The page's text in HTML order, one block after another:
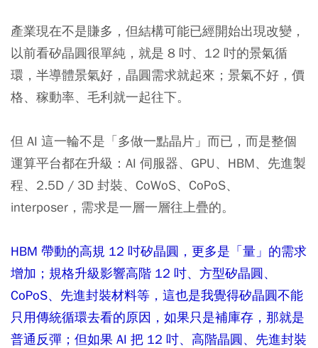
產業現在不是賺多，但結構可能已經開始出現改變，
以前看矽晶圓很單純，就是 8 吋、12 吋的景氣循
環，半導體景氣好，晶圓需求就起來；景氣不好，價
格、稼動率、毛利就一起往下。
但 AI 這一輪不是「多做一點晶片」而已，而是整個
運算平台都在升級：AI 伺服器、GPU、HBM、先進製
程、2.5D / 3D 封裝、CoWoS、CoPoS、
interposer，需求是一層一層往上疊的。
HBM 帶動的高規 12 吋矽晶圓，更多是「量」的需求
增加；規格升級影響高階 12 吋、方型矽晶圓、
CoPoS、先進封裝材料等，這也是我覺得矽晶圓不能
只用傳統循環去看的原因，如果只是補庫存，那就是
普通反彈；但如果 AI 把 12 吋、高階晶圓、先進封裝